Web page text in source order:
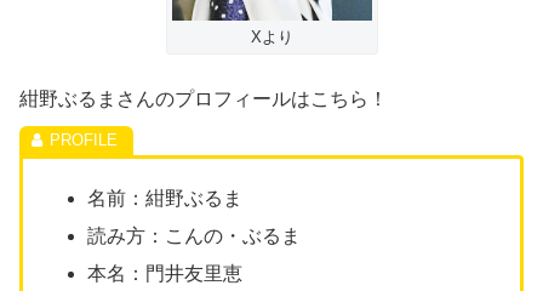
Xより
紺野ぶるまさんのプロフィールはこちら！
名前：紺野ぶるま
読み方：こんの・ぶるま
本名：門井友里恵